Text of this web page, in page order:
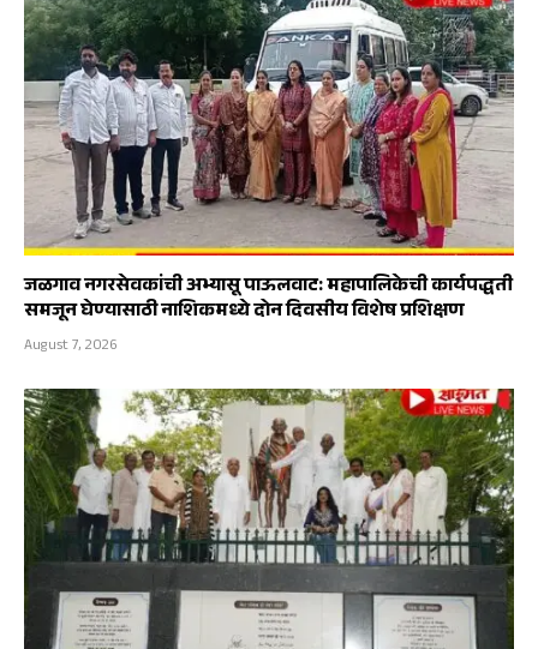
जळगाव नगरसेवकांची अभ्यासू पाऊलवाट: महापालिकेची कार्यपद्धती
समजून घेण्यासाठी नाशिकमध्ये दोन दिवसीय विशेष प्रशिक्षण
August 7, 2026